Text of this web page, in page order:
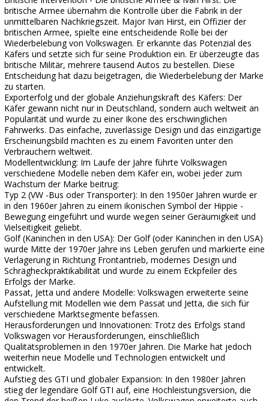
britische Armee übernahm die Kontrolle über die Fabrik in der
unmittelbaren Nachkriegszeit. Major Ivan Hirst, ein Offizier der
britischen Armee, spielte eine entscheidende Rolle bei der
Wiederbelebung von Volkswagen. Er erkannte das Potenzial des
Käfers und setzte sich für seine Produktion ein. Er überzeugte das
britische Militär, mehrere tausend Autos zu bestellen. Diese
Entscheidung hat dazu beigetragen, die Wiederbelebung der Marke
zu starten.
Exporterfolg und der globale Anziehungskraft des Käfers: Der
Käfer gewann nicht nur in Deutschland, sondern auch weltweit an
Popularität und wurde zu einer Ikone des erschwinglichen
Fahrwerks. Das einfache, zuverlässige Design und das einzigartige
Erscheinungsbild machten es zu einem Favoriten unter den
Verbrauchern weltweit.
Modellentwicklung: Im Laufe der Jahre führte Volkswagen
verschiedene Modelle neben dem Käfer ein, wobei jeder zum
Wachstum der Marke beitrug:
Typ 2 (VW -Bus oder Transporter): In den 1950er Jahren wurde er
in den 1960er Jahren zu einem ikonischen Symbol der Hippie -
Bewegung eingeführt und wurde wegen seiner Geräumigkeit und
Vielseitigkeit geliebt.
Golf (Kaninchen in den USA): Der Golf (oder Kaninchen in den USA)
wurde Mitte der 1970er Jahre ins Leben gerufen und markierte eine
Verlagerung in Richtung Frontantrieb, modernes Design und
Schrägheckpraktikabilität und wurde zu einem Eckpfeiler des
Erfolgs der Marke.
Passat, Jetta und andere Modelle: Volkswagen erweiterte seine
Aufstellung mit Modellen wie dem Passat und Jetta, die sich für
verschiedene Marktsegmente befassen.
Herausforderungen und Innovationen: Trotz des Erfolgs stand
Volkswagen vor Herausforderungen, einschließlich
Qualitätsproblemen in den 1970er Jahren. Die Marke hat jedoch
weiterhin neue Modelle und Technologien entwickelt und
entwickelt.
Aufstieg des GTI und globaler Expansion: In den 1980er Jahren
stieg der legendäre Golf GTI auf, eine Hochleistungsversion, die